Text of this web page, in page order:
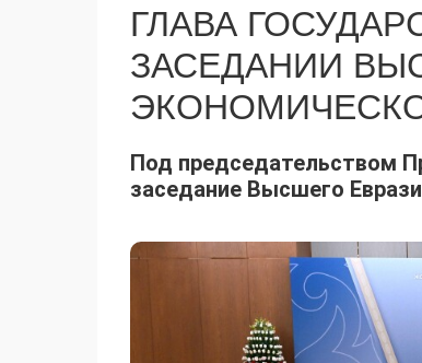
ГЛАВА
ЗАСЕДАНИИ
Под председательством
заседание Высшего